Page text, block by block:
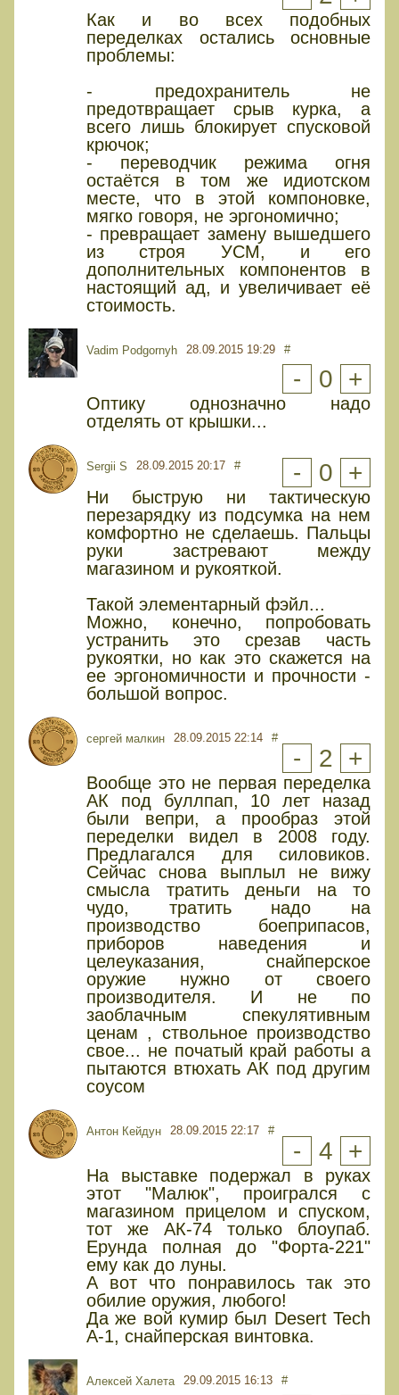
Как и во всех подобных
переделках остались основные
проблемы:
- предохранитель не
предотвращает срыв курка, а
всего лишь блокирует спусковой
крючок;
- переводчик режима огня
остаётся в том же идиотском
месте, что в этой компоновке,
мягко говоря, не эргономично;
- превращает замену вышедшего
из строя УСМ, и его
дополнительных компонентов в
настоящий ад, и увеличивает её
стоимость.
Vadim Podgornyh 28.09.2015 19:29 #
- 0 +
Оптику однозначно надо
отделять от крышки...
Sergii S 28.09.2015 20:17 # - 0 +
Ни быструю ни тактическую
перезарядку из подсумка на нем
комфортно не сделаешь. Пальцы
руки застревают между
магазином и рукояткой.
Такой элементарный фэйл...
Можно, конечно, попробовать
устранить это срезав часть
рукоятки, но как это скажется на
ее эргономичности и прочности -
большой вопрос.
сергей малкин 28.09.2015 22:14 #
- 2 +
Вообще это не первая переделка
АК под буллпап, 10 лет назад
были вепри, а прообраз этой
переделки видел в 2008 году.
Предлагался для силовиков.
Сейчас снова выплыл не вижу
смысла тратить деньги на то
чудо, тратить надо на
производство боеприпасов,
приборов наведения и
целеуказания, снайперское
оружие нужно от своего
производителя. И не по
заоблачным спекулятивным
ценам , ствольное производство
свое... не початый край работы а
пытаются втюхать АК под другим
соусом
Антон Кейдун 28.09.2015 22:17 #
- 4 +
На выставке подержал в руках
этот "Малюк", проигрался с
магазином прицелом и спуском,
тот же АК-74 только блоупаб.
Ерунда полная до "Форта-221"
ему как до луны.
А вот что понравилось так это
обилие оружия, любого!
Да же вой кумир был Desert Tech
A-1, снайперская винтовка.
Алексей Халета 29.09.2015 16:13 #